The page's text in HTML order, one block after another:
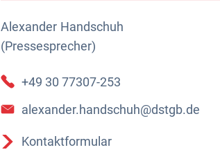
Alexander Handschuh
(Pressesprecher)
Alexander Handschuh (Pressesprecher)
+49 30 77307-253
alexander.handschuh@dstgb.de
Kontaktformular